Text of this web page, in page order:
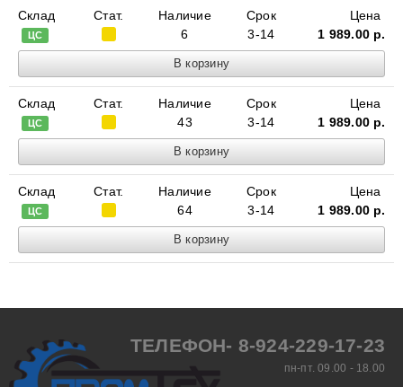
Склад
ЦС
Стат.
Наличие
6
Срок
3-14
Цена
1 989.00 р.
Склад
ЦС
Стат.
Наличие
43
Срок
3-14
Цена
1 989.00 р.
Склад
ЦС
Стат.
Наличие
64
Срок
3-14
Цена
1 989.00 р.
ТЕЛЕФОН- 8-924-229-17-23
пн-пт. 09.00 - 18.00